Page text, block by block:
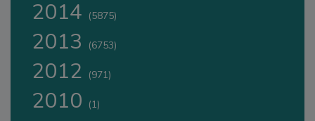
2014 (5875)
2013 (6753)
2012 (971)
2010 (1)